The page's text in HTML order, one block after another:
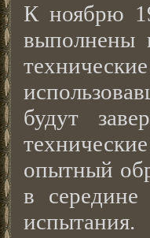
К ноябрю
выполнены
будут
опытный
в середине
испытания.